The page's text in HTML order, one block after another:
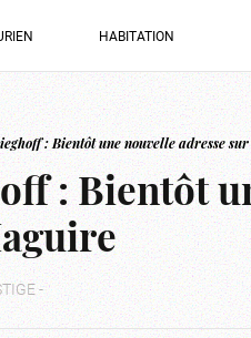
HABITATION
: Bientôt une nouvelle adresse
: Bientôt
-